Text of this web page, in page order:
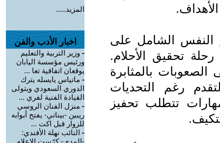
النفس الشامل على
تحقيق الأحلام.
بالمثابرة
رغم التحديات
تتطلب تحفيز
المزيد.....
اخبار الأدب والفن
- وزير التربية والتعليم
ورئيس مؤسسة اليابان
يوقعان اتفاقية تعا ...
- ماتياس يايسله يترك
الدوري السعودي ويتولى
القيادة الفنية لفري ...
- منزل الفنان الروسي
ريبين -بيناتي- يفتح أبوابه
للزوار قبل اكت ...
- النائب نهلة الأفندي:
-المدى- كرّست الإعلام